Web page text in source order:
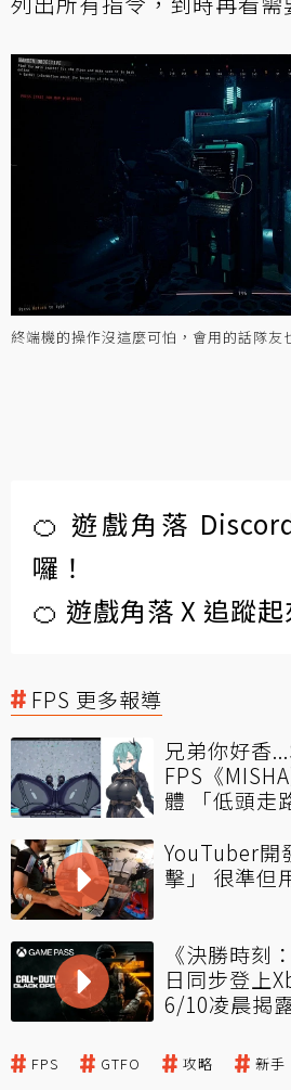
終端機的操作沒這麼可怕，會用的話隊友
🍊 遊戲角落
囉！
🍊 遊戲角落 X 追蹤起
FPS 更多報導
兄弟你好香
FPS《
體 「低頭走
YouTuber開
擊」 很準但
《決勝時刻
日同步登上
6/10凌晨揭
FPS GTFO 攻略 新手